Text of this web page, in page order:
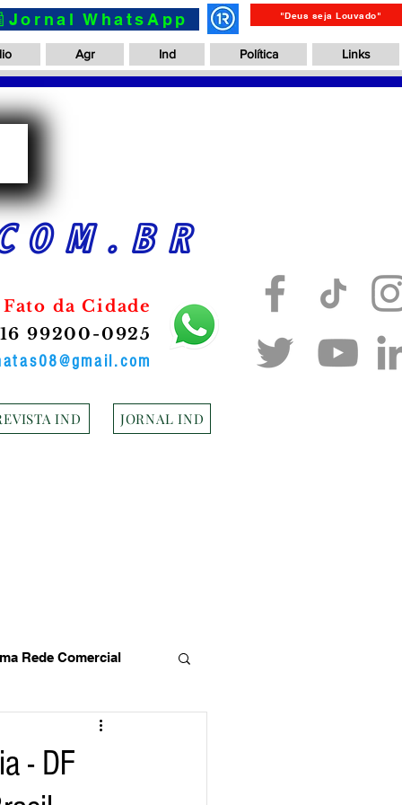
WhatsApp "Deus seja Louvado"
Agr Ind Política Links
da Cidade
16 99200-0925
IND JORNAL IND
Rede Comercial
Empresa Brasileira
Transportes
- DF